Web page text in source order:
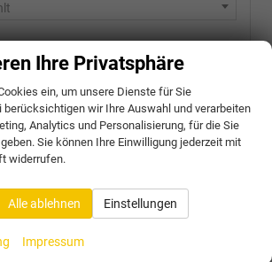
Ihre Privatsphäre
ein, um unsere Dienste für Sie
berücksichtigen wir Ihre Auswahl und verarbeiten
Analytics und Personalisierung, für die Sie
Sie können Ihre Einwilligung jederzeit mit
widerrufen.
Alle ablehnen Einstellungen
Impressum